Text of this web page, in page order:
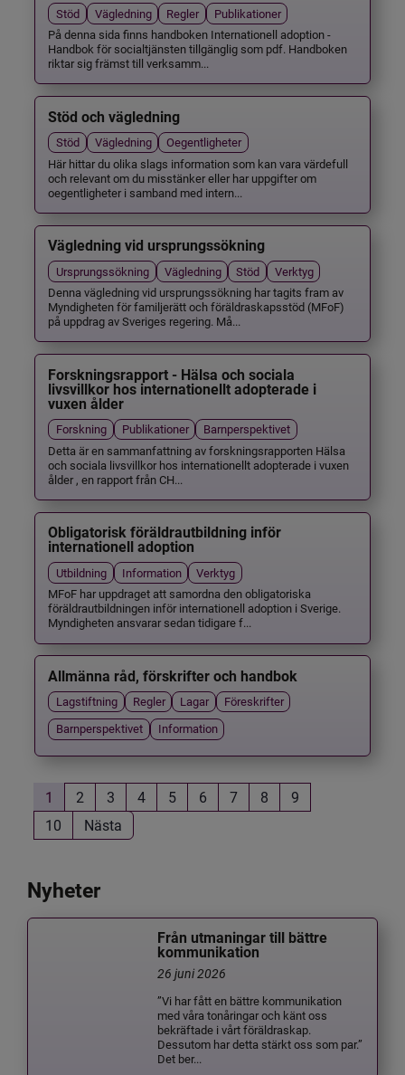
Stöd Vägledning Regler
Publikationer
På denna sida finns handboken Internationell adoption -
Handbok för socialtjänsten tillgänglig som pdf. Handboken
riktar sig främst till verksamm...
Stöd och vägledning
Stöd Vägledning
Oegentligheter
Här hittar du olika slags information som kan vara värdefull
och relevant om du misstänker eller har uppgifter om
oegentligheter i samband med intern...
Vägledning vid ursprungssökning
Ursprungssökning Vägledning Stöd
Verktyg
Denna vägledning vid ursprungssökning har tagits fram av
Myndigheten för familjerätt och föräldraskapsstöd (MFoF)
på uppdrag av Sveriges regering. Må...
Forskningsrapport - Hälsa och sociala
livsvillkor hos internationellt adopterade i
vuxen ålder
Forskning Publikationer
Barnperspektivet
Detta är en sammanfattning av forskningsrapporten Hälsa
och sociala livsvillkor hos internationellt adopterade i vuxen
ålder , en rapport från CH...
Obligatorisk föräldrautbildning inför
internationell adoption
Utbildning Information
Verktyg
MFoF har uppdraget att samordna den obligatoriska
föräldrautbildningen inför internationell adoption i Sverige.
Myndigheten ansvarar sedan tidigare f...
Allmänna råd, förskrifter och handbok
Lagstiftning Regler Lagar
Föreskrifter
Barnperspektivet
Information
1 2 3 4 5 6 7 8
9
10
Nästa
Nyheter
Från utmaningar till bättre
kommunikation
26 juni 2026
”Vi har fått en bättre kommunikation
med våra tonåringar och känt oss
bekräftade i vårt föräldraskap.
Dessutom har detta stärkt oss som par.”
Det ber...